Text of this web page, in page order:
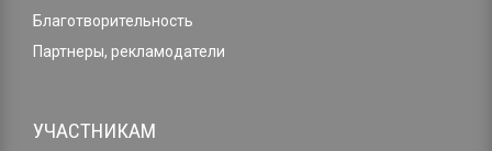
Благотворительность
Партнеры, рекламодатели
УЧАСТНИКАМ